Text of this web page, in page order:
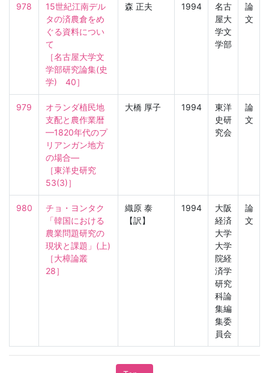
978
15世紀江南デル
タの済農倉をめ
ぐる資料につい
て
［名古屋大学文
学部研究論集(史
学)　40］
森 正夫 1994
名古
屋大
学文
学部
論
文
979
オランダ植民地
支配と農作業暦
—1820年代のプ
リアンガン地方
の場合—
［東洋史研究
53(3)］
大橋 厚子 1994
東洋
史研
究会
論
文
980
チョ・ヨンタク
「韓国における
農業問題研究の
現状と課題」(上)
［大樟論叢
28］
織原 泰
【訳】
1994
大阪
経済
大学
大学
院経
済学
研究
科論
集編
集委
員会
論
文